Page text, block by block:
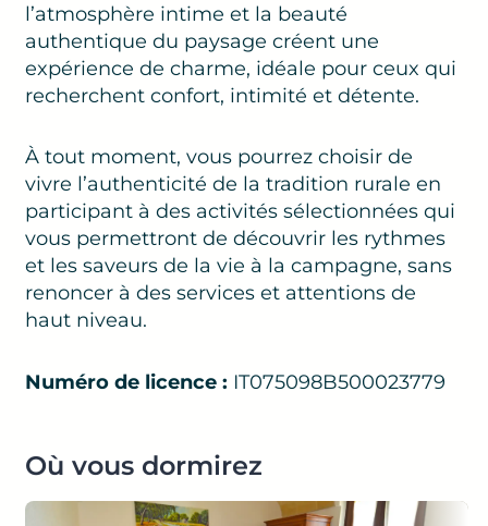
l’atmosphère intime et la beauté
authentique du paysage créent une
expérience de charme, idéale pour ceux qui
recherchent confort, intimité et détente.
À tout moment, vous pourrez choisir de
vivre l’authenticité de la tradition rurale en
participant à des activités sélectionnées qui
vous permettront de découvrir les rythmes
et les saveurs de la vie à la campagne, sans
renoncer à des services et attentions de
haut niveau.
Numéro de licence : IT075098B500023779
Où vous dormirez